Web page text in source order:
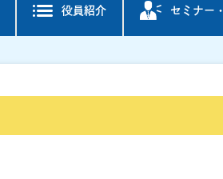
役員紹介 セミナー・